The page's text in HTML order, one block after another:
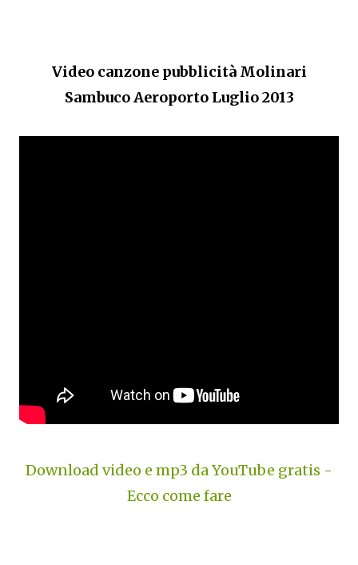
Video canzone pubblicità Molinari
Sambuco Aeroporto Luglio 2013
Download video e mp3 da YouTube gratis -
Ecco come fare